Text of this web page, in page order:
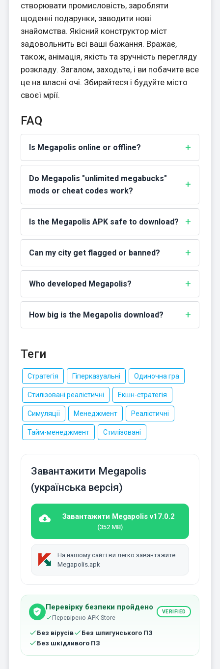
створювати промисловість, заробляти
щоденні подарунки, заводити нові
знайомства. Якісний конструктор міст
задовольнить всі ваші бажання. Вражає,
також, анімація, якість та зручність перегляду
розкладу. Загалом, заходьте, і ви побачите все
це на власні очі. Збирайтеся і будуйте місто
своєї мрії.
FAQ
Is Megapolis online or offline?
Do Megapolis "unlimited megabucks"
mods or cheat codes work?
Is the Megapolis APK safe to download?
Can my city get flagged or banned?
Who developed Megapolis?
How big is the Megapolis download?
Теги
Стратегія Гіперказуальні Одиночна гра
Стилізовані реалістичні Екшн-стратегія
Симуляції Менеджмент Реалістичні
Тайм-менеджмент Стилізовані
Завантажити Megapolis
(українська версія)
Завантажити Megapolis v17.0.2
(352 MB)
На нашому сайті ви легко завантажите
Megapolis.apk
Перевірку безпеки пройдено
Перевірено APK Store
VERIFIED
Без вірусів
Без шпигунського ПЗ
Без шкідливого ПЗ